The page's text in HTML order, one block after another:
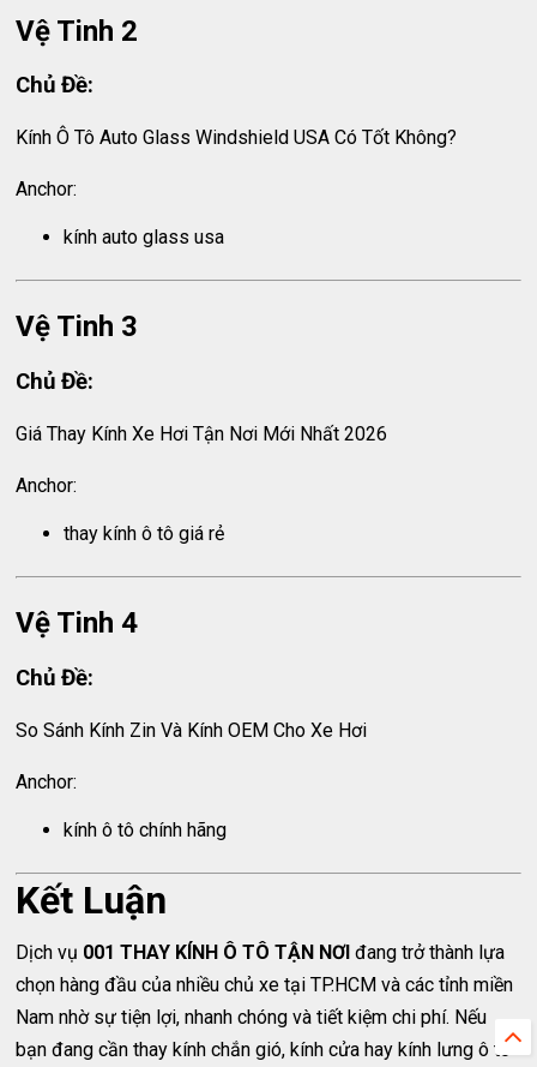
Vệ Tinh 2
Chủ Đề:
Kính Ô Tô Auto Glass Windshield USA Có Tốt Không?
Anchor:
kính auto glass usa
Vệ Tinh 3
Chủ Đề:
Giá Thay Kính Xe Hơi Tận Nơi Mới Nhất 2026
Anchor:
thay kính ô tô giá rẻ
Vệ Tinh 4
Chủ Đề:
So Sánh Kính Zin Và Kính OEM Cho Xe Hơi
Anchor:
kính ô tô chính hãng
Kết Luận
Dịch vụ 001 THAY KÍNH Ô TÔ TẬN NƠI đang trở thành lựa
chọn hàng đầu của nhiều chủ xe tại TP.HCM và các tỉnh miền
Nam nhờ sự tiện lợi, nhanh chóng và tiết kiệm chi phí. Nếu
bạn đang cần thay kính chắn gió, kính cửa hay kính lưng ô tô